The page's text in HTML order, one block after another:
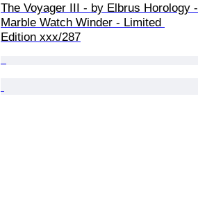
The Voyager III - by Elbrus Horology -
Marble Watch Winder - Limited
Edition xxx/287